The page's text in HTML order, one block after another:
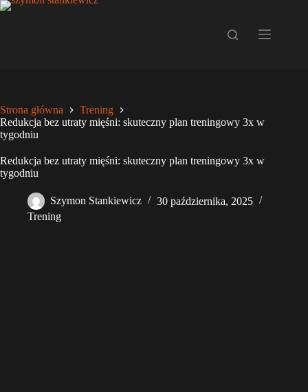
Przejdź
Strona główna
Trening
Redukcja bez utraty mięśni: skuteczny plan treningowy 3x w
tygodniu
Redukcja bez utraty mięśni: skuteczny plan treningowy 3x w
tygodniu
Szymon Stankiewicz
30 października, 2025
Trening